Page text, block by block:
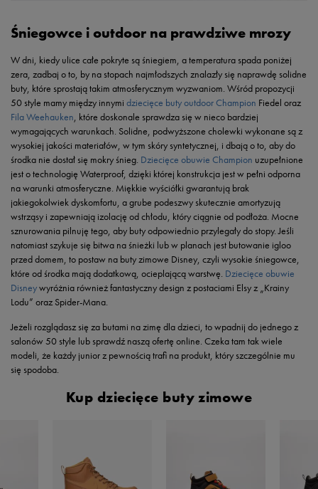
Śniegowce i outdoor na prawdziwe mrozy
W dni, kiedy ulice całe pokryte są śniegiem, a temperatura spada poniżej
zera, zadbaj o to, by na stopach najmłodszych znalazły się naprawdę solidne
buty, które sprostają takim atmosferycznym wyzwaniom. Wśród propozycji
50 style mamy między innymi dziecięce buty outdoor Champion Fiedel oraz
Fila Weehauken, które doskonale sprawdza się w nieco bardziej
wymagających warunkach. Solidne, podwyższone cholewki wykonane są z
wysokiej jakości materiałów, w tym skóry syntetycznej, i dbają o to, aby do
środka nie dostał się mokry śnieg. Dziecięce obuwie Champion uzupełnione
jest o technologię Waterproof, dzięki której konstrukcja jest w pełni odporna
na warunki atmosferyczne. Miękkie wyściółki gwarantują brak
jakiegokolwiek dyskomfortu, a grube podeszwy skutecznie amortyzują
wstrząsy i zapewniają izolację od chłodu, który ciągnie od podłoża. Mocne
sznurowania pilnuję tego, aby buty odpowiednio przylegały do stopy. Jeśli
natomiast szykuje się bitwa na śnieżki lub w planach jest butowanie igloo
przed domem, to postaw na buty zimowe Disney, czyli wysokie śniegowce,
które od środka mają dodatkową, ocieplającą warstwę. Dziecięce obuwie
Disneywyróżnia również fantastyczny design z postaciami Elsy z „Krainy
Lodu” oraz Spider-Mana.
Jeżeli rozglądasz się za butami na zimę dla dzieci, to wpadnij do jednego z
salonów 50 style lub sprawdź naszą ofertę online. Czeka tam tak wiele
modeli, że każdy junior z pewnością trafi na produkt, który szczególnie mu
się spodoba.
Kup dziecięce buty zimowe